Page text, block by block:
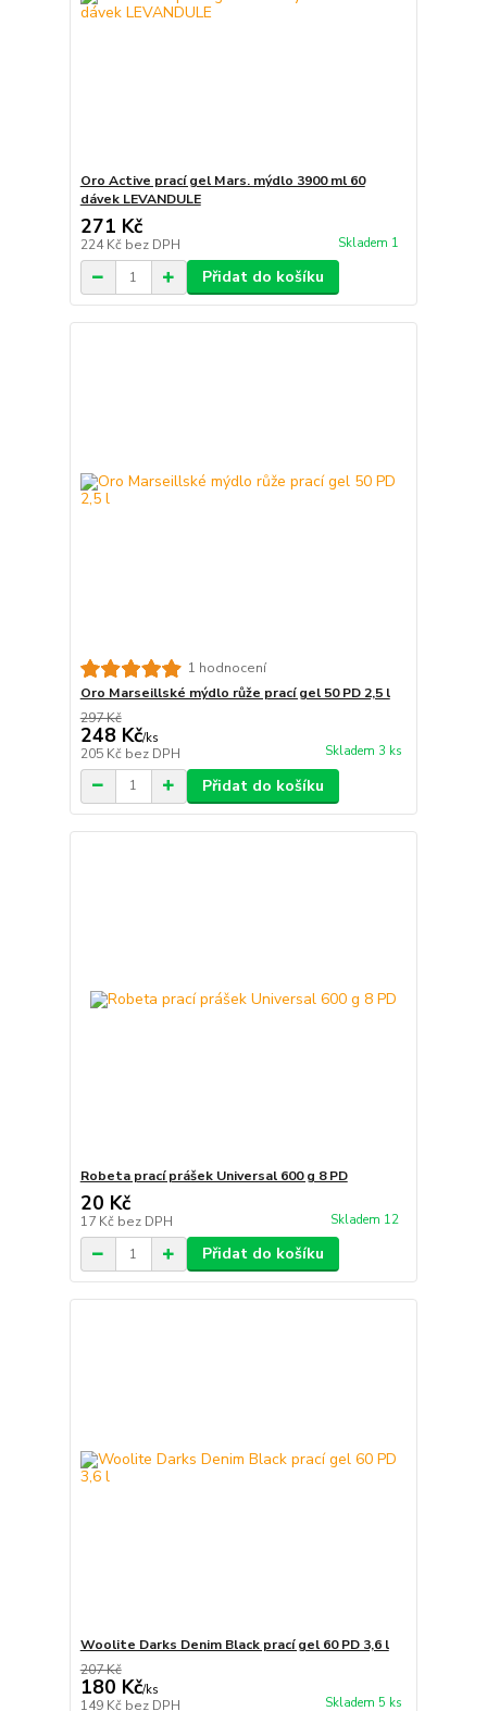
Oro Active prací gel Mars. mýdlo 3900 ml 60
dávek LEVANDULE
271 Kč
224 Kč bez DPH Skladem 1
Přidat do košíku
1 hodnocení
Oro Marseillské mýdlo růže prací gel 50 PD 2,5 l
297 Kč
248 Kč/ks
205 Kč bez DPH Skladem 3 ks
Přidat do košíku
Robeta prací prášek Universal 600 g 8 PD
20 Kč
17 Kč bez DPH Skladem 12
Přidat do košíku
Woolite Darks Denim Black prací gel 60 PD 3,6 l
207 Kč
180 Kč/ks
149 Kč bez DPH Skladem 5 ks